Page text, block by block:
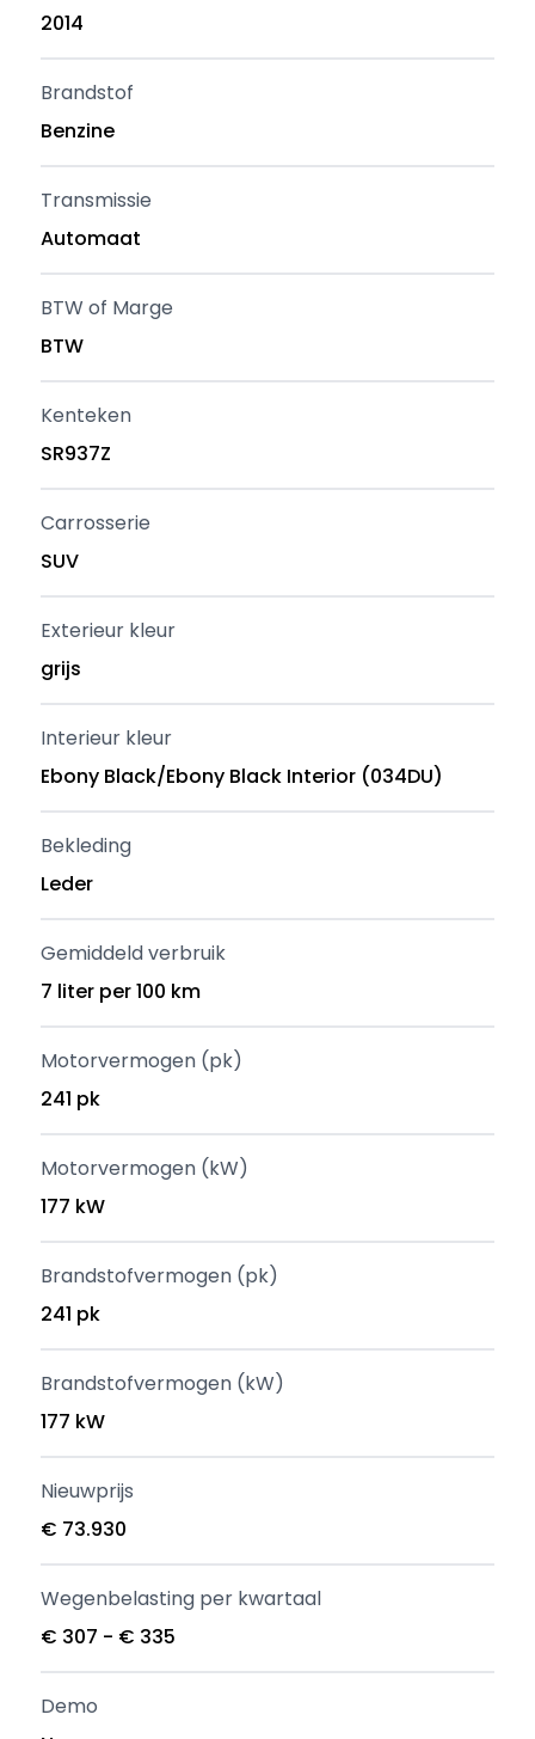
2014
Brandstof
Benzine
Transmissie
Automaat
BTW of Marge
BTW
Kenteken
SR937Z
Carrosserie
SUV
Exterieur kleur
grijs
Interieur kleur
Ebony Black/Ebony Black Interior (034DU)
Bekleding
Leder
Gemiddeld verbruik
7 liter per 100 km
Motorvermogen (pk)
241 pk
Motorvermogen (kW)
177 kW
Brandstofvermogen (pk)
241 pk
Brandstofvermogen (kW)
177 kW
Nieuwprijs
€ 73.930
Wegenbelasting per kwartaal
€ 307 - € 335
Demo